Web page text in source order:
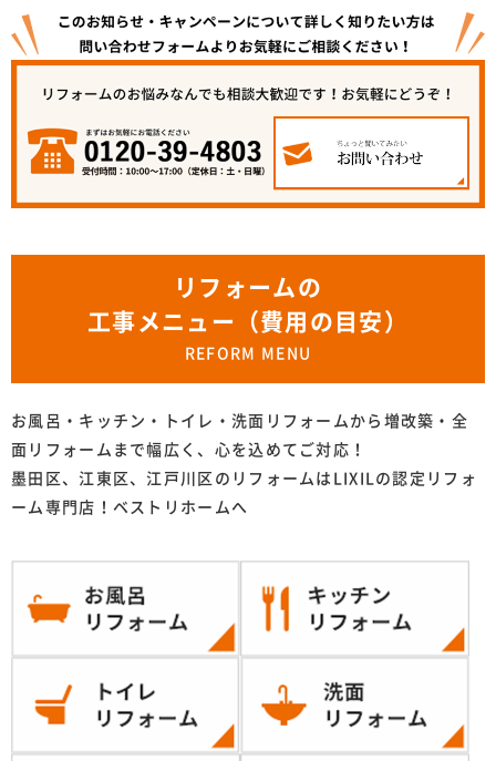
リフォームの
工事メニュー（費用の目安）
REFORM MENU
お風呂・キッチン・トイレ・洗面リフォームから増改築・全
面リフォームまで幅広く、心を込めてご対応！
墨田区、江東区、江戸川区のリフォームはLIXILの認定リフォ
ーム専門店！ベストリホームへ